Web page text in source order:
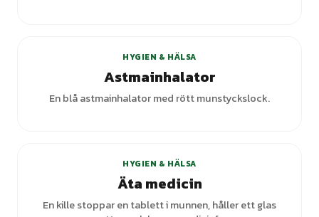
HYGIEN & HÄLSA
Astmainhalator
En blå astmainhalator med rött munstyckslock.
HYGIEN & HÄLSA
Äta medicin
En kille stoppar en tablett i munnen, håller ett glas